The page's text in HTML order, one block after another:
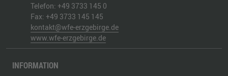
Telefon: +49 3733 145 0
Fax: +49 3733 145 145
kontakt@wfe-erzgebirge.de
www.wfe-erzgebirge.de
INFORMATION